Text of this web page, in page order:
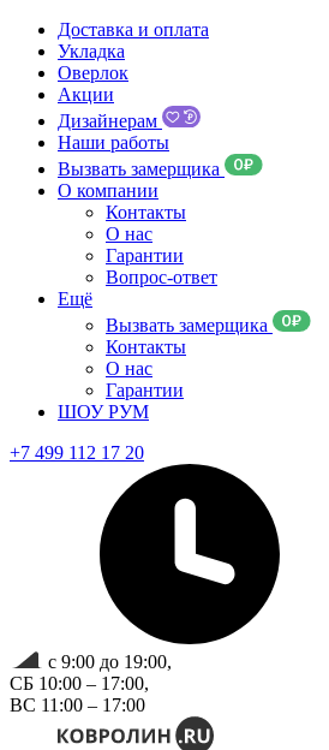
Доставка и оплата
Укладка
Оверлок
Акции
Дизайнерам
Наши работы
Вызвать замерщика
О компании
Контакты
О нас
Гарантии
Вопрос-ответ
Ещё
Вызвать замерщика
Контакты
О нас
Гарантии
ШОУ РУМ
+7 499 112 17 20
с 9:00 до 19:00,
СБ 10:00 – 17:00,
ВС 11:00 – 17:00